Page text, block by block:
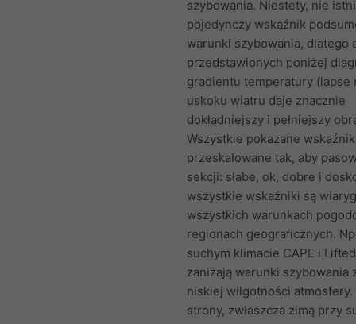
szybowania. Niestety, nie
pojedynczy wskaźnik
warunki szybowania, dlatego
przedstawionych poniżej
gradientu temperatury (lapse
uskoku wiatru daje znacznie
dokładniejszy i pełniejszy
Wszystkie pokazane
przeskalowane tak, aby
sekcji: słabe, ok, dobre i
wszystkie wskaźniki są
wszystkich warunkach
regionach geograficznych.
suchym klimacie CAPE i
zaniżają warunki szybowania
niskiej wilgotności
strony, zwłaszcza zimą przy